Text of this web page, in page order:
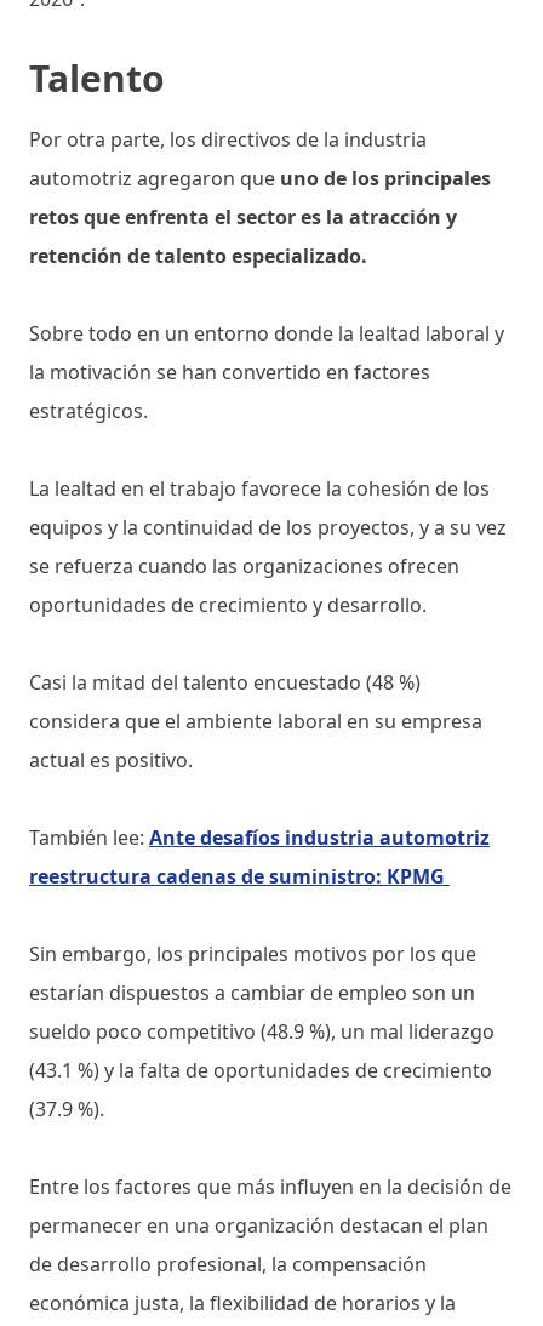
Talento
Por otra parte, los directivos de la industria
automotriz agregaron que uno de los principales
retos que enfrenta el sector es la atracción y
retención de talento especializado.
Sobre todo en un entorno donde la lealtad laboral y
la motivación se han convertido en factores
estratégicos.
La lealtad en el trabajo favorece la cohesión de los
equipos y la continuidad de los proyectos, y a su vez
se refuerza cuando las organizaciones ofrecen
oportunidades de crecimiento y desarrollo.
Casi la mitad del talento encuestado (48 %)
considera que el ambiente laboral en su empresa
actual es positivo.
También lee: Ante desafíos industria automotriz
reestructura cadenas de suministro: KPMG
Sin embargo, los principales motivos por los que
estarían dispuestos a cambiar de empleo son un
sueldo poco competitivo (48.9 %), un mal liderazgo
(43.1 %) y la falta de oportunidades de crecimiento
(37.9 %).
Entre los factores que más influyen en la decisión de
permanecer en una organización destacan el plan
de desarrollo profesional, la compensación
económica justa, la flexibilidad de horarios y la